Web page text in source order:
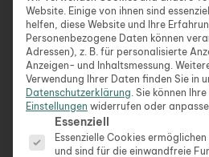
außergewöhnlich.“
„Abenteuer warten auf
sind, sie zu erleben.“
„Die besten Erinnerungen
zweit.“
„Die Welt ist ein Buch, und
reisen, lesen nur eine
„Reisen ist die Kunst, an
Website. Einige von ihnen sind
helfen, diese Website und Ihre
Personenbezogene Daten können
Adressen), z. B. für personalisierte
Anzeigen- und Inhaltsmessung.
Verwendung Ihrer Daten finden Sie in
Datenschutzerklärung. Sie können
Einstellungen widerrufen oder
Es folgt eine Liste der
Essenziell
Essenzielle Cookies
und sind für die einwandfreie